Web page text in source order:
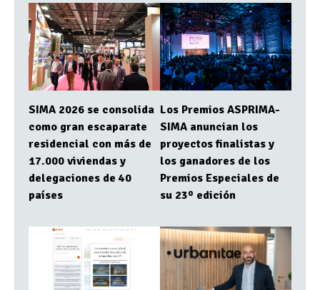
SIMA 2026 se consolida
como gran escaparate
residencial con más de
17.000 viviendas y
delegaciones de 40
países
Los Premios ASPRIMA-
SIMA anuncian los
proyectos finalistas y
los ganadores de los
Premios Especiales de
su 23º edición